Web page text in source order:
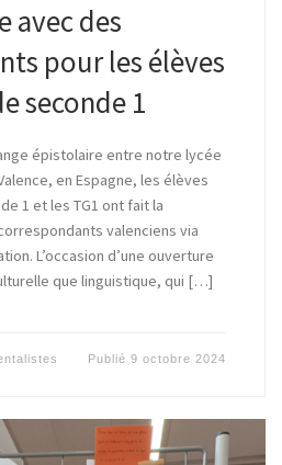
avec des
pour les élèves
seconde 1
épistolaire entre notre lycée
Valence, en Espagne, les élèves
1 et les TG1 ont fait la
valenciens via
L’occasion d’une ouverture
que linguistique, qui […]
Publié9 octobre 2024